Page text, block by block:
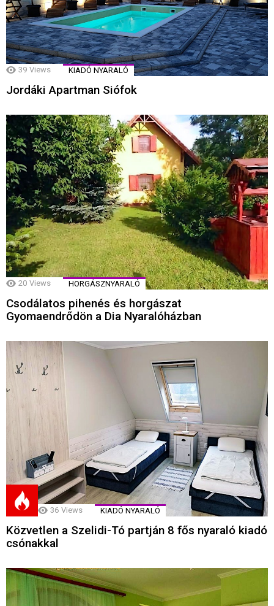
39 Views KIADÓ NYARALÓ
Jordáki Apartman Siófok
20 Views HORGÁSZNYARALÓ
Csodálatos pihenés és horgászat
Gyomaendrődön a Dia Nyaralóházban
36 Views KIADÓ NYARALÓ
Közvetlen a Szelidi-Tó partján 8 fős nyaraló kiadó
csónakkal